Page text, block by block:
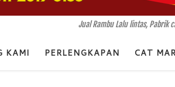
Jual Rambu Lalu lintas, Pabrik
KAMI PERLENGKAPAN CAT